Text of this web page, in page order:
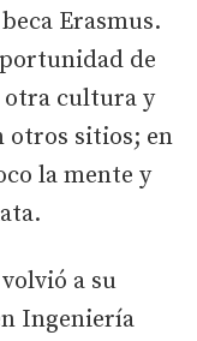
Erasmus.
de
otra cultura y
otros sitios; en
la mente y
a su
Ingeniería